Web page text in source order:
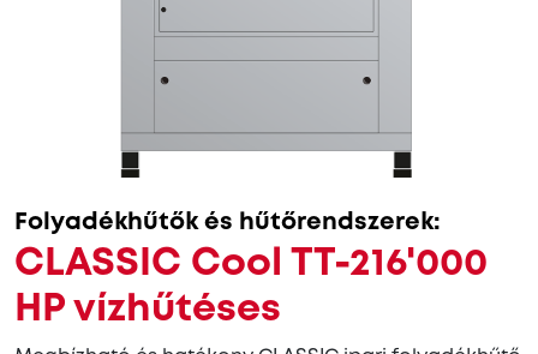
Folyadékhűtők és hűtőrendszerek:
CLASSIC Cool TT-216'000
HP vízhűtéses